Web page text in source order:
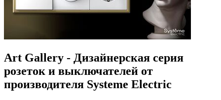
Art Gallery - Дизайнерская серия
розеток и выключателей от
производителя Systeme Electric